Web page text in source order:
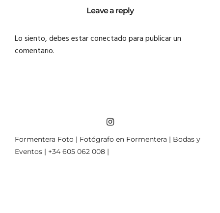
Leave a reply
Lo siento, debes estarconectadopara publicar un
comentario.
Formentera Foto | Fotógrafo en Formentera | Bodas y
Eventos | +34 605 062 008 |